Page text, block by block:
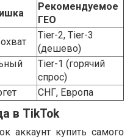
Рекомендуемое
ГЕО
Tier-2, Tier-3
(дешево)
Tier-1 (горячий
спрос)
СНГ, Европа
в TikTok
аккаунт купить самого